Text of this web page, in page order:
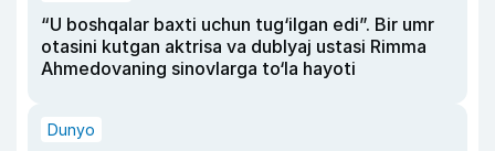
“U boshqalar baxti uchun tug‘ilgan edi”. Bir umr
otasini kutgan aktrisa va dublyaj ustasi Rimma
Ahmedovaning sinovlarga to‘la hayoti
Dunyo